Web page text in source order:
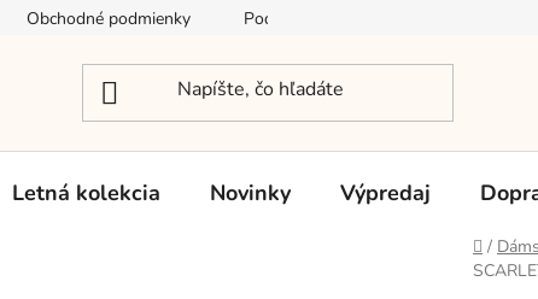
Obchodné podmienky Podmienky ochrany osobných údajov
Letná kolekcia Novinky Výpredaj
Domov
/